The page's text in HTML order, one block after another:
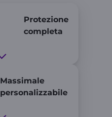
Protezione
completa
Massimale
personalizzabile